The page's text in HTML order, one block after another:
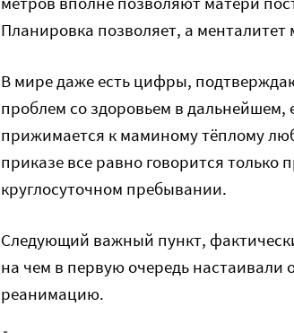
Планировка позволяет, а
В мире даже есть цифры,
проблем со здоровьем в дальнейшем,
прижимается к маминому тёплому
приказе все равно говорится
круглосуточном пребывании.
Следующий важный пункт,
на чем в первую очередь настаивали
реанимацию.